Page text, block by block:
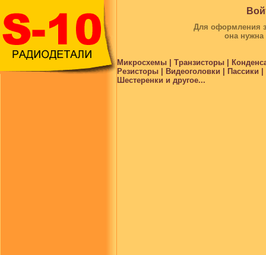
Для оформления
она
Микросхемы | Транзисторы |
Резисторы | Видеоголовки |
Шестеренки и другое...